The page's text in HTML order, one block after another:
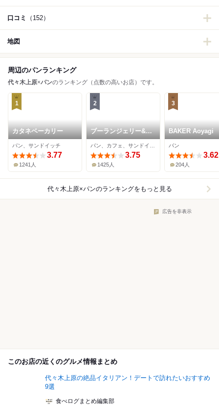
口コミ （152）
地図
周辺のパンランキング
代々木上原×パンのランキング（点数の高いお店）です。
1
カタネベーカリー
パン、サンドイッチ
3.77
1241人
2
ブーランジェリー&カ
フェ マンマーノ
3.75
1425人
3
BAKER Aoyagi
パン
3.62
204人
代々木上原×パンのランキングをもっと見る
広告を非表示
このお店の近くのグルメ情報まとめ
代々木上原の絶品イタリアン！デートで訪れたいおすすめ
9選
食べログまとめ編集部